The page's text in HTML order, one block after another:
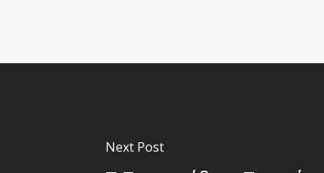
Next Post